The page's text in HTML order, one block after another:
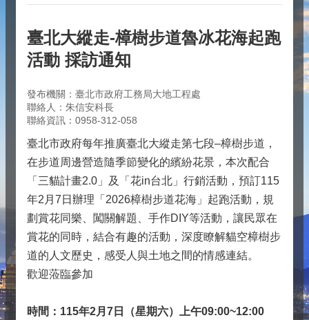
臺北大縱走-樟樹步道魯冰花海起跑
活動 採訪通知
發布機關：臺北市政府工務局大地工程處
聯絡人：朱信安科長
聯絡資訊：0958-312-058
臺北市政府每年推廣臺北大縱走第七段–樟樹步道，
在步道周邊營造隨季節變化的繽紛花景，本次配合
「三貓計畫2.0」及「花in台北」行銷活動，預訂115
年2月7日辦理「2026樟樹步道花海」起跑活動，規
劃賞花同樂、闖關解題、手作DIY等活動，讓民眾在
賞花的同時，結合有趣的活動，深度瞭解貓空樟樹步
道的人文歷史，感受人與土地之間的情感連結。
歡迎蒞臨參加
時間：115年2月7日（星期六）上午09:00~12:00